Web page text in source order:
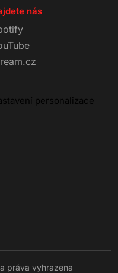
nás
personalizace
práva vyhrazena